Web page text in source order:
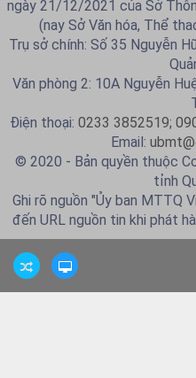
ngày 21/12/2021 của Sở
(nay Sở Văn hóa, Thể
Trụ sở chính: Số 35 Nguyễn
Văn phòng 2: 10A Nguyễn
Điện thoại: 0233 3852519;
Email:
© 2020 - Bản quyền thuộc
tỉnh
Ghi rõ nguồn "Ủy ban MTTQ
đến URL nguồn tin khi phát